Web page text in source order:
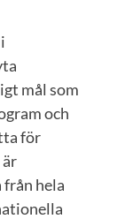
mål som
och
för
hela